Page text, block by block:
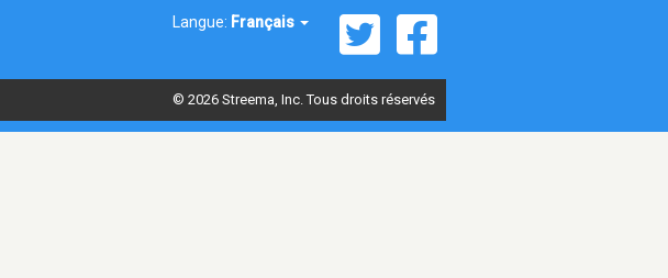
Langue: Français
© 2026 Streema, Inc. Tous droits réservés